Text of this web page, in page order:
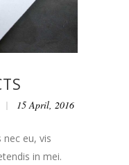
15 April, 2016
eu, vis
in mei.